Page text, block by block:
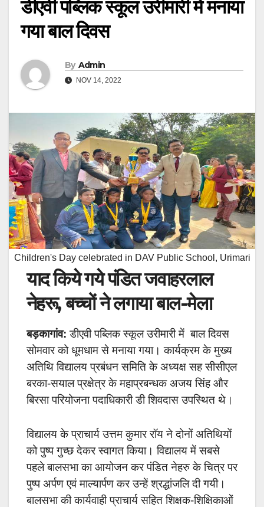
डीएवी पब्लिक स्कूल उरीमारी में मनाया
गया बाल दिवस
By Admin
NOV 14, 2022
Children's Day celebrated in DAV Public School, Urimari
याद किये गये पंडित जवाहरलाल
नेहरू, बच्चों ने लगाया बाल-मेला
बड़कागांव: डीएवी पब्लिक स्कूल उरीमारी में बाल दिवस
सोमवार को धूमधाम से मनाया गया। कार्यक्रम के मुख्य
अतिथि विद्यालय प्रबंधन समिति के अध्यक्ष सह सीसीएल
बरका-सयाल प्रक्षेत्र के महाप्रबन्धक अजय सिंह और
बिरसा परियोजना पदाधिकारी डी शिवदास उपस्थित थे।
विद्यालय के प्राचार्य उत्तम कुमार रॉय ने दोनों अतिथियों
को पुष्प गुच्छ देकर स्वागत किया। विद्यालय में सबसे
पहले बालसभा का आयोजन कर पंडित नेहरु के चित्र पर
पुष्प अर्पण एवं माल्यार्पण कर उन्हें श्रद्धांजलि दी गयी।
बालसभा की कार्यवाही प्राचार्य सहित शिक्षक-शिक्षिकाओं